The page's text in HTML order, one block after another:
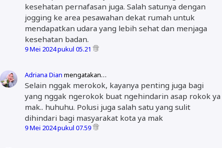
kesehatan pernafasan juga. Salah satunya dengan
jogging ke area pesawahan dekat rumah untuk
mendapatkan udara yang lebih sehat dan menjaga
kesehatan badan.
9 Mei 2024 pukul 05.21
Adriana Dian mengatakan…
Selain nggak merokok, kayanya penting juga bagi
yang nggak ngerokok buat ngehindarin asap rokok ya
mak.. huhuhu. Polusi juga salah satu yang sulit
dihindari bagi masyarakat kota ya mak
9 Mei 2024 pukul 07.59